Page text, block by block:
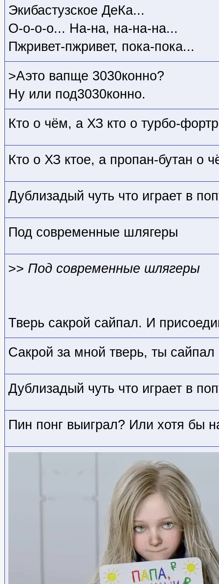
Экибастузское ДеКа...
О-о-о-о... На-на, на-на-на...
Пжривет-пжривет, пока-пока...
>Аэто вапще 3030конно?
Ну или под3030конно.
Кто о чём, а ХЗ кто о турбо-
Кто о ХЗ ктое, а пропан-бутан о
Дублизадый чуть что играет в
Под современные шлягеры
>> Под современные шлягеры
Тверь сакрой сайпал. И
Сакрой за мной тверь, ты сайпал
Дублизадый чуть что играет в
Пин понг выиграл? Или хотя бы